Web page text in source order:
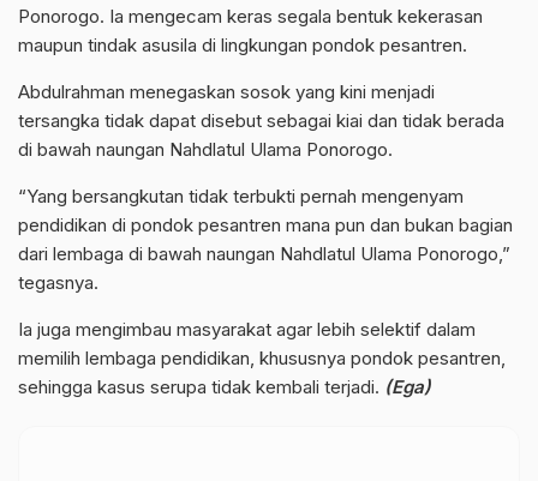
Ponorogo. Ia mengecam keras segala bentuk kekerasan
maupun tindak asusila di lingkungan pondok pesantren.
Abdulrahman menegaskan sosok yang kini menjadi
tersangka tidak dapat disebut sebagai kiai dan tidak berada
di bawah naungan Nahdlatul Ulama Ponorogo.
“Yang bersangkutan tidak terbukti pernah mengenyam
pendidikan di pondok pesantren mana pun dan bukan bagian
dari lembaga di bawah naungan Nahdlatul Ulama Ponorogo,”
tegasnya.
Ia juga mengimbau masyarakat agar lebih selektif dalam
memilih lembaga pendidikan, khususnya pondok pesantren,
sehingga kasus serupa tidak kembali terjadi. (Ega)